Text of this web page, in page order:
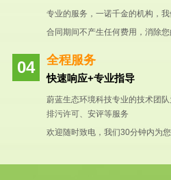
专业的服务，一诺千金的机构，
合同期间不产生任何费用，消除
全程服务
快速响应+专业指导
蔚蓝生态环境科技专业的技术团
排污许可、安评等服务
欢迎随时致电，我们30分钟内为